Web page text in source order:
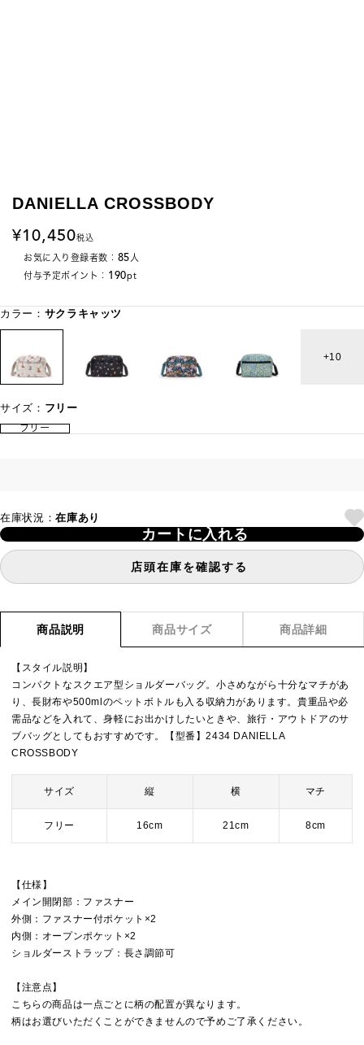
DANIELLA CROSSBODY
10,450税込
お気に入り登録者数： 85人
付与予定ポイント： 190pt
カラー： サクラキャッツ
10
サイズ： フリー
フリー
在庫状況：在庫あり
カートに入れる
店頭在庫を確認する
商品説明 商品サイズ 商品詳細
【スタイル説明】
コンパクトなスクエア型ショルダーバッグ。小さめながら十分なマチがあ
り、長財布や500mlのペットボトルも入る収納力があります。貴重品や必
需品などを入れて、身軽にお出かけしたいときや、旅行・アウトドアのサ
ブバッグとしてもおすすめです。【型番】2434 DANIELLA
CROSSBODY
サイズ 縦 横 マチ
フリー 16cm 21cm 8cm
【仕様】
メイン開閉部：ファスナー
外側：ファスナー付ポケット×2
内側：オープンポケット×2
ショルダーストラップ：長さ調節可
【注意点】
こちらの商品は一点ごとに柄の配置が異なります。
柄はお選びいただくことができませんので予めご了承ください。